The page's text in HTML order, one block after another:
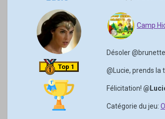
Top 1
Camp
Désoler@brunette
@Lucie, prends la
Félicitation!
Catégorie du jeu: